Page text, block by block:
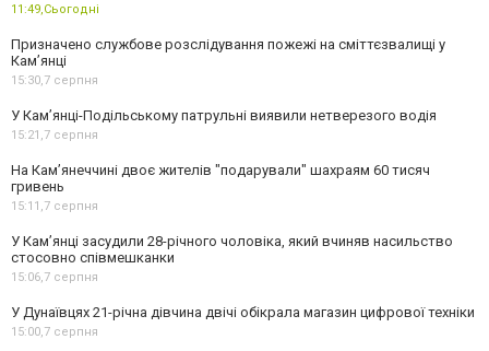
11:49,Сьогодні
Призначено службове розслідування пожежі на сміттєзвалищі у
Кам’янці
15:30,7 серпня
У Кам’янці-Подільському патрульні виявили нетверезого водія
15:21,7 серпня
На Камʼянеччині двоє жителів "подарували" шахраям 60 тисяч
гривень
15:11,7 серпня
У Камʼянці засудили 28-річного чоловіка, який вчиняв насильство
стосовно співмешканки
15:06,7 серпня
У Дунаївцях 21-річна дівчина двічі обікрала магазин цифрової техніки
15:00,7 серпня